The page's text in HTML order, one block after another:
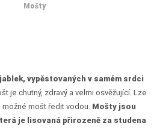
Mošty
vypěstovaných v samém srdci
je chutný, zdravý a velmi osvěžující. Lze
možné mošt ředit vodou. Mošty jsou
je lisovaná přirozeně za studena